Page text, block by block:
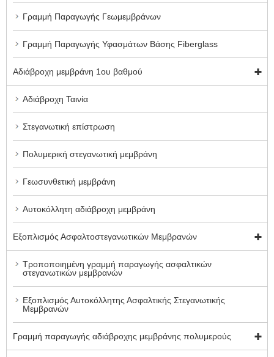
Γραμμή Παραγωγής Γεωμεμβράνων
Γραμμή Παραγωγής Υφασμάτων Βάσης Fiberglass
Αδιάβροχη μεμβράνη 1ου βαθμού
Αδιάβροχη Ταινία
Στεγανωτική επίστρωση
Πολυμερική στεγανωτική μεμβράνη
Γεωσυνθετική μεμβράνη
Αυτοκόλλητη αδιάβροχη μεμβράνη
Εξοπλισμός Ασφαλτοστεγανωτικών Μεμβρανών
Τροποποιημένη γραμμή παραγωγής ασφαλτικών
στεγανωτικών μεμβρανών
Εξοπλισμός Αυτοκόλλητης Ασφαλτικής Στεγανωτικής
Μεμβρανών
Γραμμή παραγωγής αδιάβροχης μεμβράνης πολυμερούς